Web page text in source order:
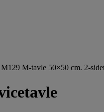
M129 M-tavle 50×50 cm. 2-